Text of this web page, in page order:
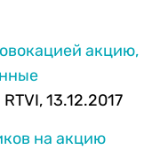
акцию,
13.12.2017
на акцию